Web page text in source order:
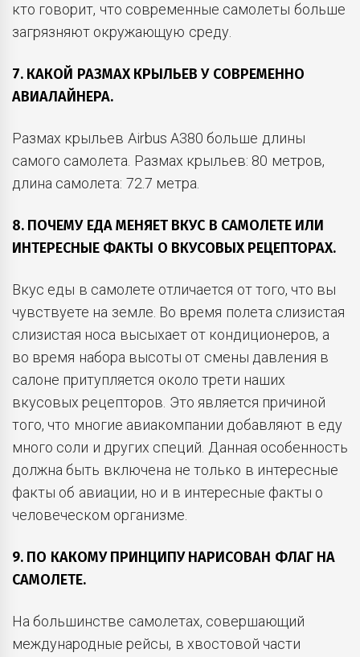
кто говорит, что современные самолеты больше
загрязняют окружающую среду.
7. КАКОЙ РАЗМАХ КРЫЛЬЕВ У СОВРЕМЕННО
АВИАЛАЙНЕРА.
Размах крыльев Airbus A380 больше длины
самого самолета. Размах крыльев: 80 метров,
длина самолета: 72.7 метра.
8. ПОЧЕМУ ЕДА МЕНЯЕТ ВКУС В САМОЛЕТЕ ИЛИ
ИНТЕРЕСНЫЕ ФАКТЫ О ВКУСОВЫХ РЕЦЕПТОРАХ.
Вкус еды в самолете отличается от того, что вы
чувствуете на земле. Во время полета слизистая
слизистая носа высыхает от кондиционеров, а
во время набора высоты от смены давления в
салоне притупляется около трети наших
вкусовых рецепторов. Это является причиной
того, что многие авиакомпании добавляют в еду
много соли и других специй. Данная особенность
должна быть включена не только в интересные
факты об авиации, но и в интересные факты о
человеческом организме.
9. ПО КАКОМУ ПРИНЦИПУ НАРИСОВАН ФЛАГ НА
САМОЛЕТЕ.
На большинстве самолетах, совершающий
международные рейсы, в хвостовой части